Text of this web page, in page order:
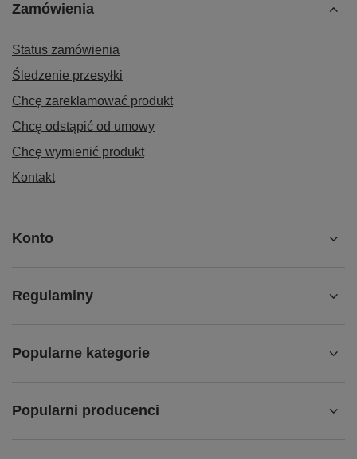
Zamówienia
Status zamówienia
Śledzenie przesyłki
Chcę zareklamować produkt
Chcę odstąpić od umowy
Chcę wymienić produkt
Kontakt
Konto
Regulaminy
Popularne kategorie
Popularni producenci